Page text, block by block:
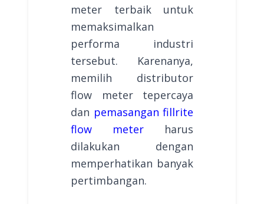
meter terbaik untuk
memaksimalkan
performa industri
tersebut. Karenanya,
memilih distributor
flow meter tepercaya
dan pemasangan fillrite
flow meter harus
dilakukan dengan
memperhatikan banyak
pertimbangan.